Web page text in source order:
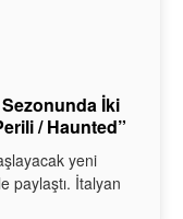
İki
/ Haunted”
yeni
paylaştı. İtalyan